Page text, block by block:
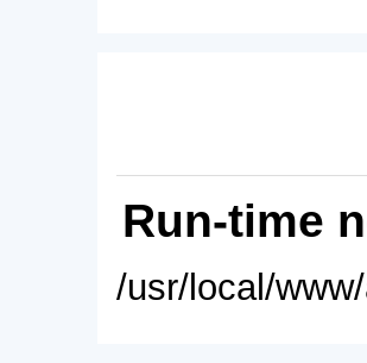
Run-time
/usr/local/